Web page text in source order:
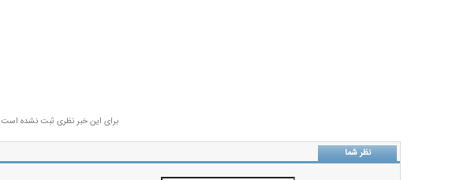
برای این خبر نظری ثبت نشده است
نظر شما